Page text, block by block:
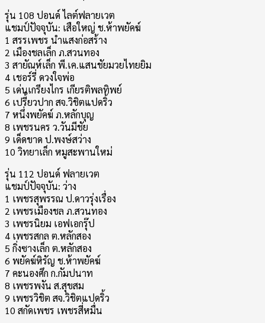
รุ่น 108 ปอนด์ ไลต์ฟลายเวต
แชมป์ปัจจุบัน: เสือใหญ่ ช.ห้าพยัคฆ์
1 สรรเพชร นำแสงก่อสร้าง
2 เมืองชลเล็ก ภ.สวนทอง
3 สายัณห์เล็ก พี.เค.แสนชัยมวยไทยยิม
4 เชอร์รี่ ดวงใจพ่อ
5 เด่นเกรียงไกร เกียรติพลทิพย์
6 เปรี้ยวปาก สจ.วิชิตแปดริ้ว
7 หนึ่งพยัคฆ์ ภ.หลักบุญ
8 เพชรนคร ว.วันมีชัย
9 เด็ดขาด ป.พงษ์สว่าง
10 วิทยาเล็ก หมูสะพานใหม่
รุ่น 112 ปอนด์ ฟลายเวต
แชมป์ปัจจุบัน: ว่าง
1 เพชรสุพรรณ ป.ดาวรุ่งเรื่อง
2 เพชรเมืองชล ภ.สวนทอง
3 เพชรนิยม เอฟเอกรุ๊ป
4 เพชรสกล ต.หลักสอง
5 กิ่งซางเล็ก ต.หลักสอง
6 พยัคฆ์หิรัญ ช.ห้าพยัคฆ์
7 คะนองศึก ก.กัมปนาท
8 เพชรพงัน ส.สุขสม
9 เพชรวิชิต สจ.วิชิตแปดริ้ว
10 สกัดเพชร เพชรสี่หมื่น